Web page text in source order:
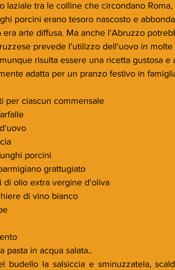
laziale tra le colline che circondano
porcini erano tesoro nascosto e
era arte diffusa. Ma anche l'Abruzzo
prevede l'utilizzo dell'uovo in
risulta essere una ricetta gustosa e
adatta per un pranzo festivo in
per ciascun commensale
porcini
grattugiato
di olio extra vergine d'oliva
di vino bianco
pasta in acqua salata..
budello la salsiccia e sminuzzatela,